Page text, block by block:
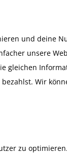
und deine
unsere
gleichen
Wir
zu